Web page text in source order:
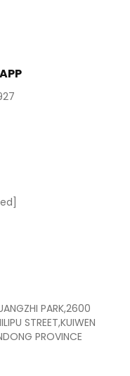
PARK,2600
STREET,KUIWEN
PROVINCE